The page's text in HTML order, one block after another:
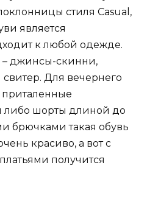
стиля Casual,
является
к любой одежде.
– джинсы-скинни,
Для вечернего
шорты длиной до
брючками такая обувь
красиво, а вот с
получится